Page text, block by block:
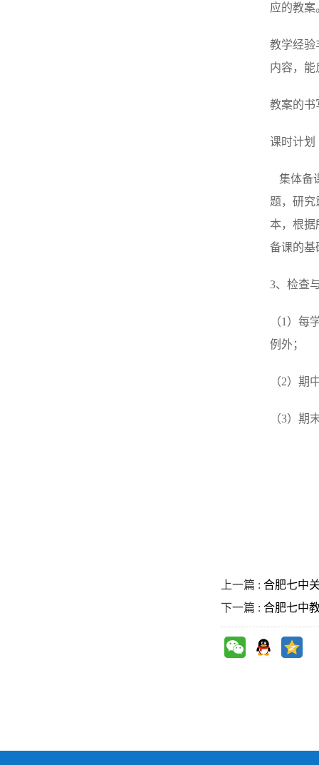
应的教案
教学经验
内容，能
教案的书
课时计划
集体备
题，研究
本，根据
备课的基
3、检查
（1）每
例外；
（2）期
（3）期
上一篇 : 合肥七中
下一篇 : 合肥七中